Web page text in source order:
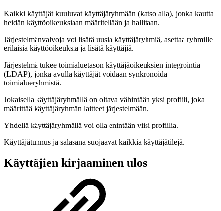
Kaikki käyttäjät kuuluvat käyttäjäryhmään (katso alla), jonka kautta
heidän käyttöoikeuksiaan määritellään ja hallitaan.
Järjestelmänvalvoja voi lisätä uusia käyttäjäryhmiä, asettaa ryhmille
erilaisia käyttöoikeuksia ja lisätä käyttäjiä.
Järjestelmä tukee toimialuetason käyttäjäoikeuksien integrointia
(LDAP), jonka avulla käyttäjät voidaan synkronoida
toimialueryhmistä.
Jokaisella käyttäjäryhmällä on oltava vähintään yksi profiili, joka
määrittää käyttäjäryhmän laitteet järjestelmään.
Yhdellä käyttäjäryhmällä voi olla enintään viisi profiilia.
Käyttäjätunnus ja salasana suojaavat kaikkia käyttäjätilejä.
Käyttäjien kirjaaminen ulos